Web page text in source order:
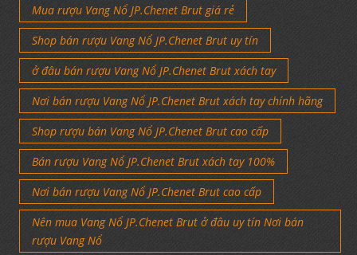
Mua rượu Vang Nổ JP.Chenet Brut giá rẻ
Shop bán rượu Vang Nổ JP.Chenet Brut uy tín
ở đâu bán rượu Vang Nổ JP.Chenet Brut xách tay
Nơi bán rượu Vang Nổ JP.Chenet Brut xách tay chính hãng
Shop rượu bán Vang Nổ JP.Chenet Brut cao cấp
Bán rượu Vang Nổ JP.Chenet Brut xách tay 100%
Nơi bán rượu Vang Nổ JP.Chenet Brut cao cấp
Nên mua Vang Nổ JP.Chenet Brut ở đâu uy tín Nơi bán
rượu Vang Nổ